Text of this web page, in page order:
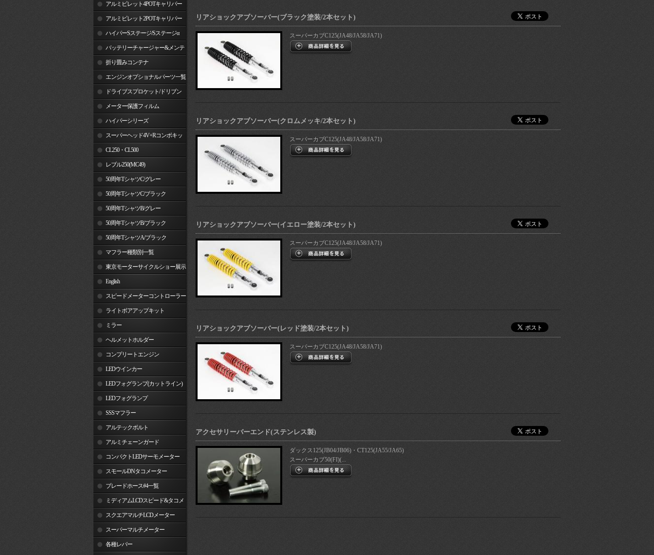
アルミビレット4POTキャリパー
関連製品アルミビレット2POTキャリパー
関連製品ハイパーSステージ/Sステージα
バッテリーチャージャー&メンテ
ナー 折り畳みコンテナ
エンジンオプショナルパーツ一覧
ドライブスプロケット/ドリブン
スプロケット
メーター保護フィルム
ハイパーシリーズ
スーパーヘッド4V+Rコンボキッ
ト CL250・CL500
レブル250(MC49)
50周年TシャツC/グレー
50周年TシャツC/ブラック
50周年TシャツB/グレー
50周年TシャツB/ブラック
50周年TシャツA/ブラック
マフラー種類別一覧
東京モーターサイクルショー展示
車両 English
スピードメーターコントローラー
ライトボアアップキット
ミラー
ヘルメットホルダー
コンプリートエンジン
LEDウインカー
LEDフォグランプ(カットライン)
LEDフォグランプ
SSSマフラー
アルテックボルト
アルミチェーンガード
コンパクトLEDサーモメーター
スモールDNタコメーター
ブレードホース#4一覧
ミディアムLCDスピード&タコメ
ータースクエアマルチLCDメーター
スーパーマルチメーター
各種レバー
リアショックアブソーバー(ブラック塗装/2本セット)
スーパーカブC125(JA48/JA58/JA71)
リアショックアブソーバー(クロムメッキ/2本セット)
スーパーカブC125(JA48/JA58/JA71)
リアショックアブソーバー(イエロー塗装/2本セット)
スーパーカブC125(JA48/JA58/JA71)
リアショックアブソーバー(レッド塗装/2本セット)
スーパーカブC125(JA48/JA58/JA71)
アクセサリーバーエンド(ステンレス製)
ダックス125(JB04/JB06)・CT125(JA55/JA65)
スーパーカブ50(FI)(...